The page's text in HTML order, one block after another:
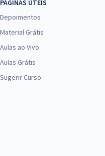
PÁGINAS ÚTEIS
Depoimentos
Material Grátis
Aulas ao Vivo
Aulas Grátis
Sugerir Curso